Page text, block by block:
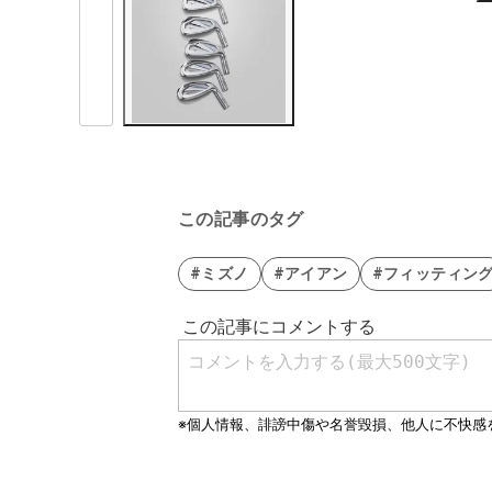
この記事のタグ
#ミズノ #アイアン #フィッティン